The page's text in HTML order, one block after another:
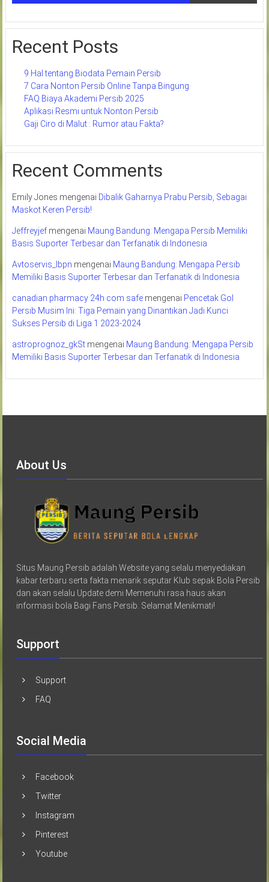
Recent Posts
9 Hal tentang Biodata Pemain Persib
7 Cara Nonton Persib Online Tanpa Bingung
FAQ Biaya Akademi Persib 2025
Aplikasi Resmi untuk Nonton Persib
Gaji Ciro di Malut : Rumor atau Fakta?
Recent Comments
Emily Jones mengenai Dibalik Gaharnya Prabu Persib, Sebagai
Maskot Keren Persib!
Jeffreyjefmengenai Maung Bandung: Mengapa Persib Memiliki
Basis Suporter Terbesar dan Terfanatik di Indonesia
Avtoservis_lbpn mengenai Maung Bandung: Mengapa Persib
Memiliki Basis Suporter Terbesar dan Terfanatik di Indonesia
canadian pharmacy 24h com safemengenai Pencetak Gol
Persib Musim Ini: Tiga Pemain yang Dinantikan Jadi Kunci
Sukses Persib di Liga 1 2023-2024
astroprognoz_gkStmengenai Maung Bandung: Mengapa Persib
Memiliki Basis Suporter Terbesar dan Terfanatik di Indonesia
About Us
Situs Maung Persib adalah Website yang selalu menyediakan
kabar terbaru serta fakta menarik seputar Klub sepak Bola Persib
dan akan selalu Update demi Memenuhi rasa haus akan
informasi bola Bagi Fans Persib. Selamat Menikmati!
Support
Support
FAQ
Social Media
Facebook
Twitter
Instagram
Pinterest
Youtube